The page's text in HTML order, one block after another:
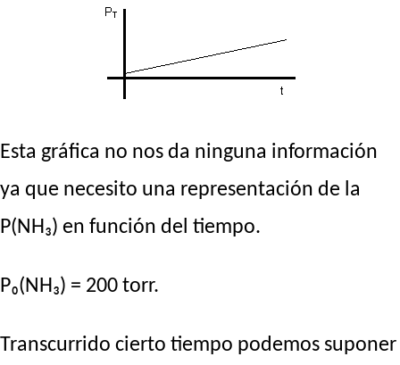
Esta gráfica no nos da ninguna información
ya que necesito una representación de la
P(NH₃) en función del tiempo.
P₀(NH₃) = 200 torr.
Transcurrido cierto tiempo podemos suponer